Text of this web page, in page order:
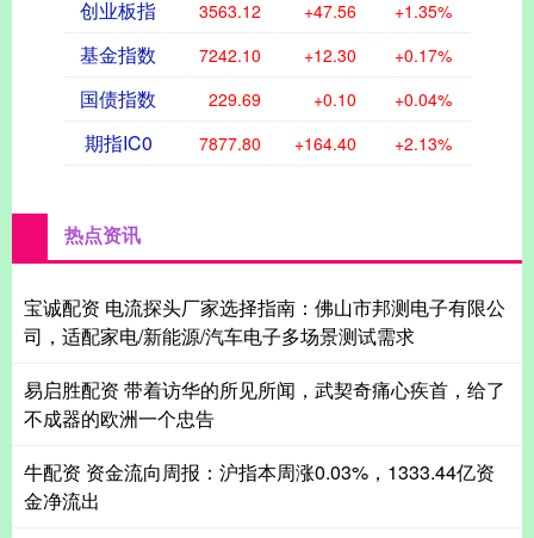
创业板指 3563.12 +47.56 +1.35%
基金指数 7242.10 +12.30 +0.17%
国债指数 229.69 +0.10 +0.04%
期指IC0 7877.80 +164.40 +2.13%
热点资讯
宝诚配资 电流探头厂家选择指南：佛山市邦测电子有限公
司，适配家电/新能源/汽车电子多场景测试需求
易启胜配资 带着访华的所见所闻，武契奇痛心疾首，给了
不成器的欧洲一个忠告
牛配资 资金流向周报：沪指本周涨0.03%，1333.44亿资
金净流出